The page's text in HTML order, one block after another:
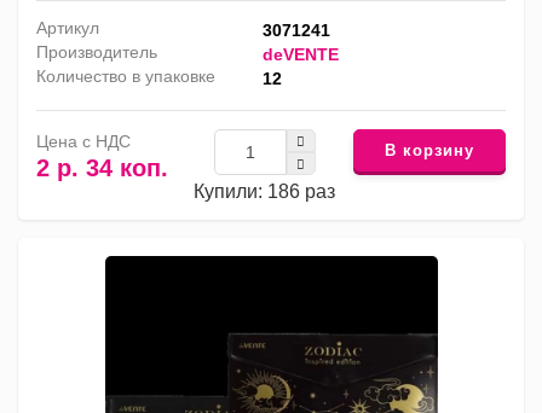
Артикул
3071241
Производитель
deVENTE
Количество в упаковке
12
Цена с НДС
2 р. 34 коп.
Купили: 186 раз
В корзину